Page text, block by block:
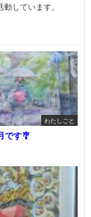
しています。
わたしごと
です🎐